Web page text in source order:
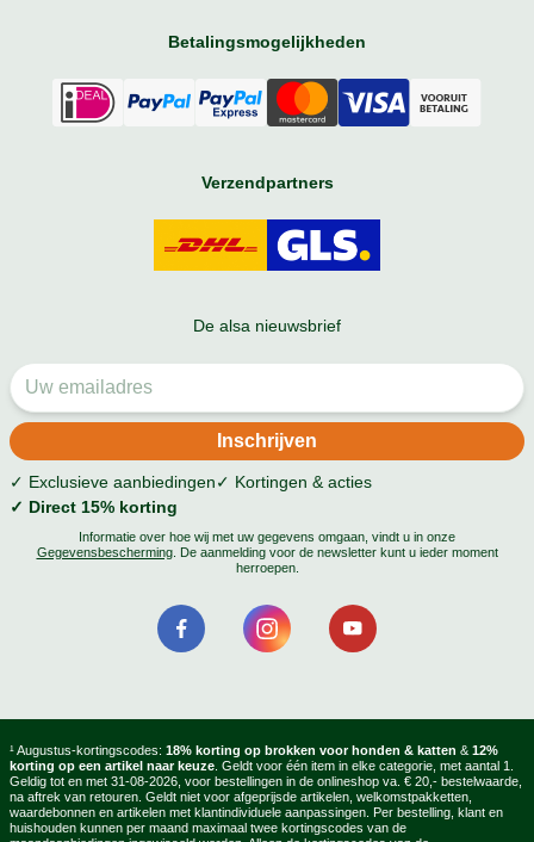
Betalingsmogelijkheden
Verzendpartners
De alsa nieuwsbrief
✓ Exclusieve aanbiedingen✓ Kortingen & acties
✓ Direct 15% korting
Informatie over hoe wij met uw gegevens omgaan, vindt u in onze
Gegevensbescherming. De aanmelding voor de newsletter kunt u ieder moment
herroepen.
¹ Augustus-kortingscodes: 18% korting op brokken voor honden & katten & 12%
korting op een artikel naar keuze . Geldt voor één item in elke categorie, met aantal 1.
Geldig tot en met 31-08-2026, voor bestellingen in de onlineshop va. € 20,- bestelwaarde,
na aftrek van retouren. Geldt niet voor afgeprijsde artikelen, welkomstpakketten,
waardebonnen en artikelen met klantindividuele aanpassingen. Per bestelling, klant en
huishouden kunnen per maand maximaal twee kortingscodes van de